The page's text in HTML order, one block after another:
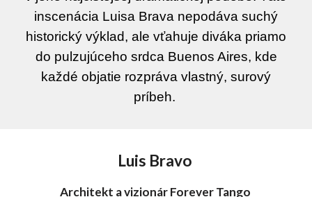
inscenácia Luisa Brava nepodáva suchý
historický výklad, ale vťahuje diváka priamo
do pulzujúceho srdca Buenos Aires, kde
každé objatie rozpráva vlastný, surový
príbeh.
Luis Bravo
Architekt a vizionár Forever Tango